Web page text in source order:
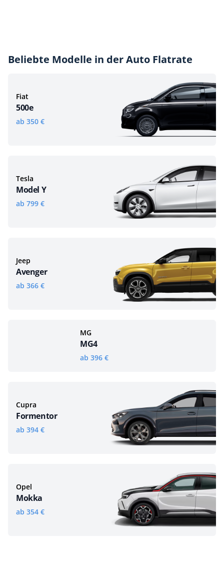
Beliebte Modelle in der Auto Flatrate
Fiat
500e
ab 350 €
Tesla
Model Y
ab 799 €
Jeep
Avenger
ab 366 €
MG
MG4
ab 396 €
Cupra
Formentor
ab 394 €
Opel
Mokka
ab 354 €